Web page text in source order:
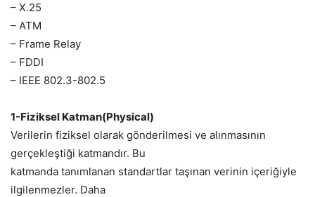
– X.25
– ATM
– Frame Relay
– FDDI
– IEEE 802.3-802.5
1-Fiziksel Katman(Physical)
Verilerin fiziksel olarak gönderilmesi ve alınmasının
gerçekleştiği katmandır. Bu
katmanda tanımlanan standartlar taşınan verinin içeriğiyle
ilgilenmezler. Daha